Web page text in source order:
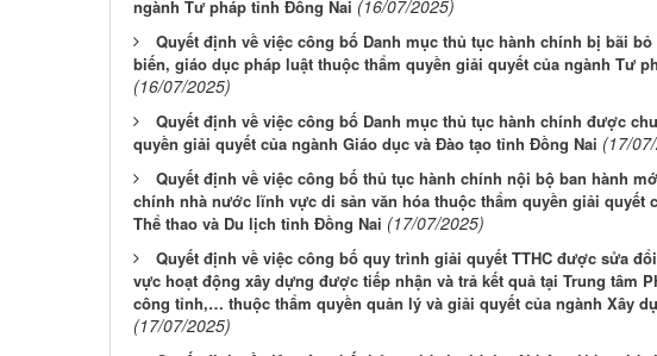
ngành Tư pháp tỉnh Đồng Nai (16/07/2025)
Quyết định về việc công bố Danh mục thủ tục hành chính bị bãi
biến, giáo dục pháp luật thuộc thẩm quyền giải quyết của ngành Tư
(16/07/2025)
Quyết định về việc công bố Danh mục thủ tục hành chính được
quyền giải quyết của ngành Giáo dục và Đào tạo tỉnh Đồng Nai (17/
Quyết định về việc công bố thủ tục hành chính nội bộ ban hành
chính nhà nước lĩnh vực di sản văn hóa thuộc thẩm quyền giải quyết
Thể thao và Du lịch tỉnh Đồng Nai (17/07/2025)
Quyết định về việc công bố quy trình giải quyết TTHC được sửa
vực hoạt động xây dựng được tiếp nhận và trả kết quả tại Trung tâm
công tỉnh,… thuộc thẩm quyền quản lý và giải quyết của ngành Xây
(17/07/2025)